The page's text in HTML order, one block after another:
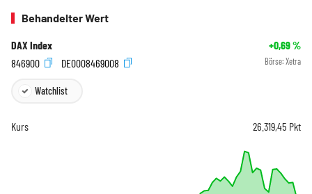
Behandelter Wert
DAX Index +0,69%
846900
DE0008469008 Börse: Xetra
Watchlist
Kurs 26.319,45 Pkt